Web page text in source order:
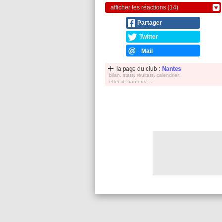
afficher les réactions (14)
Partager
Twitter
Mail
la page du club : Nantes
bilan, stats, réultats, calendrier,
effectif, tranferts, ...